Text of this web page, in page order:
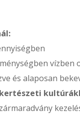
vízben
és alaposan